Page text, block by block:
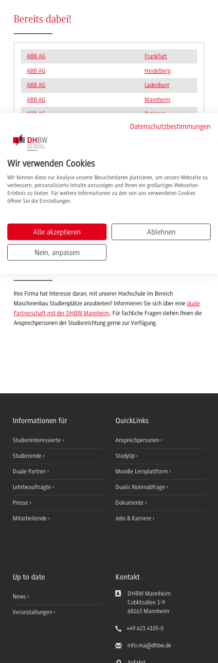
Bereits dabei!
ABB AG Frankfurt
ABB AG Heidelberg
ABB AG Ladenburg
ABB AG Mannheim
ABB AG Ratingen
Friedberg
ABB STOTZ-KONTAKT GmbH
BIT Analytical Solutions GmbH Schwalbach
Ihre Firma hat Interesse daran, mit unserer Hochschule im Bereich
Maschinenbau Studienplätze anzubieten? Informieren Sie sich über eine duale
Partnerschaft mit der DHBW Mannheim. Für fachliche Fragen stehen Ihnen die
Ansprechpersonen der Studienrichtung gerne zur Verfügung.
Informationen für
Studieninteressierte
Studierende
Duale Partner
Lehrbeauftragte
Presse
Mitarbeitende
QuickLinks
Ansprechpersonen
StudyUp
Moodle Lernplattform
Dualis Notenabfrage
Dokumente
Jobs & Karriere
Up to date
News
Veranstaltungen
Kontakt
DHBW Mannheim
Coblitzallee 1-9
68163 Mannheim
+49 621 4105-0
info.ma@dhbw.de
Datenschutzbestimmungen
Wir verwenden Cookies
Wir können diese zur Analyse unserer Besucherdaten platzieren, um unsere Webseite zu
verbessern, personalisierte Inhalte anzuzeigen und Ihnen ein großartiges Webseiten-
Erlebnis zu bieten. Für weitere Informationen zu den von uns verwendeten Cookies
öffnen Sie die Einstellungen.
Alle akzeptieren Ablehnen
Nein, anpassen